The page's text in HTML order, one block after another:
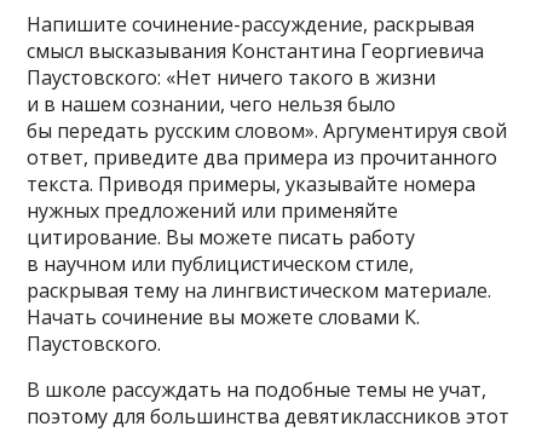
Напишите сочинение-рассуждение, раскрывая
смысл высказывания Константина Георгиевича
Паустовского: «Нет ничего такого в жизни
и в нашем сознании, чего нельзя было
бы передать русским словом». Аргументируя свой
ответ, приведите два примера из прочитанного
текста. Приводя примеры, указывайте номера
нужных предложений или применяйте
цитирование. Вы можете писать работу
в научном или публицистическом стиле,
раскрывая тему на лингвистическом материале.
Начать сочинение вы можете словами К.
Паустовского.
В школе рассуждать на подобные темы не учат,
поэтому для большинства девятиклассников этот